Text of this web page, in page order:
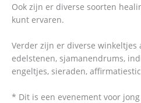
Ook zijn er diverse soorten
kunt ervaren.
Verder zijn er diverse winkeltjes
edelstenen, sjamanendrums,
engeltjes, sieraden,
* Dit is een evenement voor